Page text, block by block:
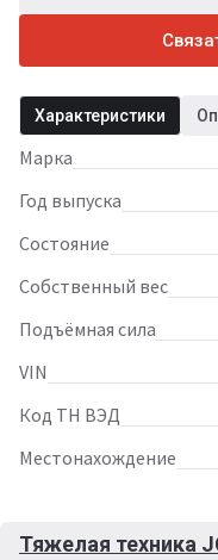
Характеристики
Марка
Год выпуска
Состояние
Собственный вес
Подъёмная сила
VIN
Код ТН ВЭД
Местонахождение
Тяжелая техника